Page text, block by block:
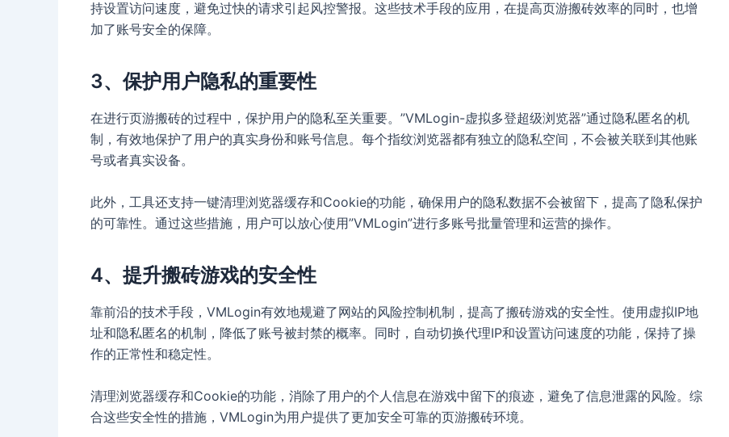
持设置访问速度，避免过快的请求引起风控警报。这些技术手段的应用，在提高页游搬砖效率的同时，也增
加了账号安全的保障。
3、保护用户隐私的重要性
在进行页游搬砖的过程中，保护用户的隐私至关重要。”VMLogin-虚拟多登超级浏览器”通过隐私匿名的机
制，有效地保护了用户的真实身份和账号信息。每个指纹浏览器都有独立的隐私空间，不会被关联到其他账
号或者真实设备。
此外，工具还支持一键清理浏览器缓存和Cookie的功能，确保用户的隐私数据不会被留下，提高了隐私保护
的可靠性。通过这些措施，用户可以放心使用”VMLogin”进行多账号批量管理和运营的操作。
4、提升搬砖游戏的安全性
靠前沿的技术手段，VMLogin有效地规避了网站的风险控制机制，提高了搬砖游戏的安全性。使用虚拟IP地
址和隐私匿名的机制，降低了账号被封禁的概率。同时，自动切换代理IP和设置访问速度的功能，保持了操
作的正常性和稳定性。
清理浏览器缓存和Cookie的功能，消除了用户的个人信息在游戏中留下的痕迹，避免了信息泄露的风险。综
合这些安全性的措施，VMLogin为用户提供了更加安全可靠的页游搬砖环境。